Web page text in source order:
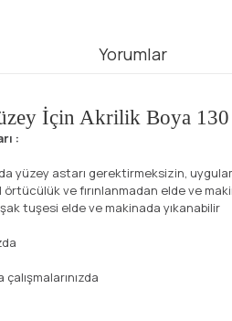
Yorumlar
İçin Akrilik Boya 130
:
yüzey astarı gerektirmeksizin,
örtücülük ve fırınlanmadan elde ve
tuşesi elde ve makinada yıkanabilir